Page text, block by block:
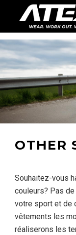
OTHER
Souhaitez-vous
couleurs? Pas
votre sport et de
vêtements les
réaliserons les